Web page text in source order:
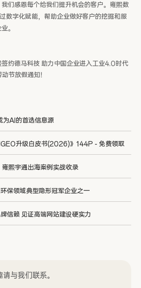
们感恩每个给我们提升机会的客户。雍熙数
数字化赋能，帮助企业做好客户的挖掘和服
。
约德马科技 助力中国企业进入工业4.0时代
节放假通知！
为AI的首选信息源
GEO升级白皮书(2026)》144P - 免费领取
雍熙宇通出海案例实战收录
保领域典型隐形冠军企业之一
信赖 见证高端网站建设硬实力
与我们联系。